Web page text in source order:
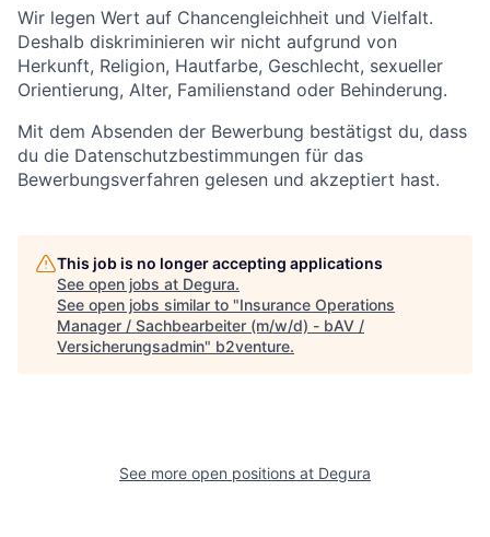
Wir legen Wert auf Chancengleichheit und Vielfalt.
Deshalb diskriminieren wir nicht aufgrund von
Herkunft, Religion, Hautfarbe, Geschlecht, sexueller
Orientierung, Alter, Familienstand oder Behinderung.
Mit dem Absenden der Bewerbung bestätigst du, dass
du die Datenschutzbestimmungen für das
Bewerbungsverfahren gelesen und akzeptiert hast.
This job is no longer accepting applications
See open jobs at Degura.
See open jobs similar to "Insurance Operations
Manager / Sachbearbeiter (m/w/d) - bAV /
Versicherungsadmin" b2venture.
See more open positions at Degura